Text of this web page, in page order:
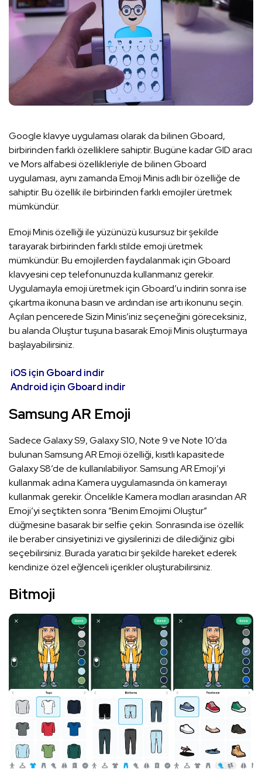
Google klavye uygulaması olarak da bilinen Gboard,
birbirinden farklı özelliklere sahiptir. Bugüne kadar GID aracı
ve Mors alfabesi özellikleriyle de bilinen Gboard
uygulaması, aynı zamanda Emoji Minis adlı bir özelliğe de
sahiptir. Bu özellik ile birbirinden farklı emojiler üretmek
mümkündür.
Emoji Minis özelliği ile yüzünüzü kusursuz bir şekilde
tarayarak birbirinden farklı stilde emoji üretmek
mümkündür. Bu emojilerden faydalanmak için Gboard
klavyesini cep telefonunuzda kullanmanız gerekir.
Uygulamayla emoji üretmek için Gboard’u indirin sonra ise
çıkartma ikonuna basın ve ardından ise artı ikonunu seçin.
Açılan pencerede Sizin Minis’iniz seçeneğini göreceksiniz,
bu alanda Oluştur tuşuna basarak Emoji Minis oluşturmaya
başlayabilirsiniz.
iOS için Gboard indir
Android için Gboard indir
Samsung AR Emoji
Sadece Galaxy S9, Galaxy S10, Note 9 ve Note 10’da
bulunan Samsung AR Emoji özelliği, kısıtlı kapasitede
Galaxy S8’de de kullanılabiliyor. Samsung AR Emoji’yi
kullanmak adına Kamera uygulamasında ön kamerayı
kullanmak gerekir. Öncelikle Kamera modları arasından AR
Emoji’yi seçtikten sonra “Benim Emojimi Oluştur”
düğmesine basarak bir selfie çekin. Sonrasında ise özellik
ile beraber cinsiyetinizi ve giysilerinizi de dilediğiniz gibi
seçebilirsiniz. Burada yaratıcı bir şekilde hareket ederek
kendinize özel eğlenceli içerikler oluşturabilirsiniz.
Bitmoji